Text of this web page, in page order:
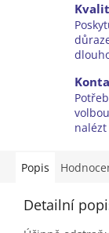
Popis
Detailní